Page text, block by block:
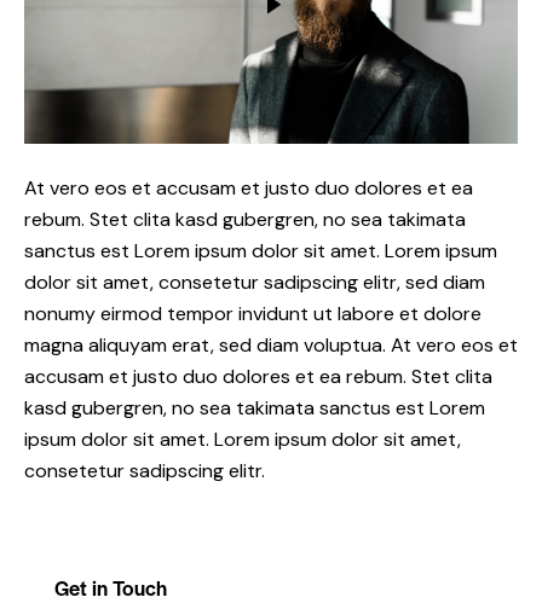
At vero eos et accusam et justo duo dolores et ea
rebum. Stet clita kasd gubergren, no sea takimata
sanctus est Lorem ipsum dolor sit amet. Lorem ipsum
dolor sit amet, consetetur sadipscing elitr, sed diam
nonumy eirmod tempor invidunt ut labore et dolore
magna aliquyam erat, sed diam voluptua. At vero eos et
accusam et justo duo dolores et ea rebum. Stet clita
kasd gubergren, no sea takimata sanctus est Lorem
ipsum dolor sit amet. Lorem ipsum dolor sit amet,
consetetur sadipscing elitr.
Get in Touch